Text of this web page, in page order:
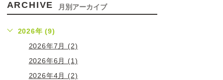
ARCHIVE 月別アーカイブ
2026年 (9)
2026年7月 (2)
2026年6月 (1)
2026年4月 (2)